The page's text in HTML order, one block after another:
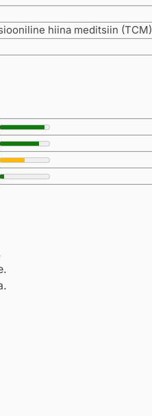
hiina meditsiin (TCM)